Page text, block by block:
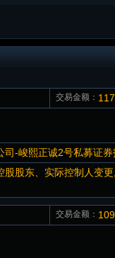
交易金额：
司-峻熙正诚2号私募证
股股东、实际控制人变
交易金额：